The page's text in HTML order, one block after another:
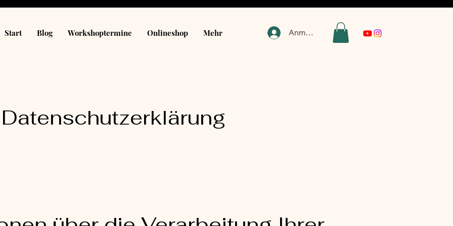
Start Blog Workshoptermine Onlineshop Mehr Anmelden
Datenschutzerklärung